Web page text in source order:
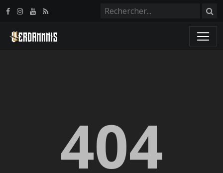
404
Panneau de gestion des cookies